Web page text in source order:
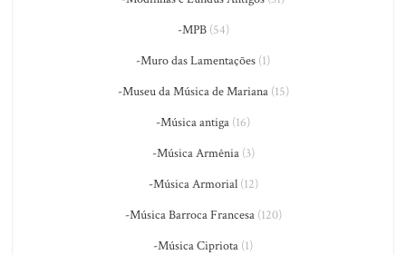
-MPB(54)
-Muro das Lamentações (1)
-Museu da Música de Mariana(15)
-Música antiga (16)
-Música Armênia(3)
-Música Armorial(12)
-Música Barroca Francesa(120)
-Música Cipriota (1)